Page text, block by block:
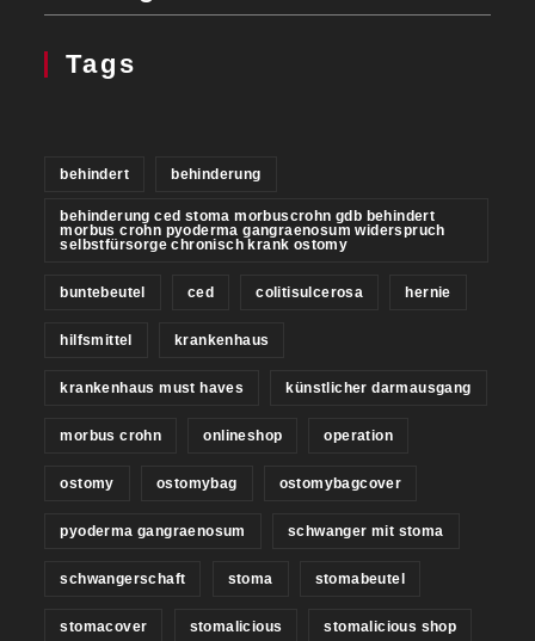
Tags
behindert behinderung
behinderung ced stoma morbuscrohn gdb behindert
morbus crohn pyoderma gangraenosum widerspruch
selbstfürsorge chronisch krank ostomy
buntebeutel ced colitisulcerosa hernie
hilfsmittel krankenhaus
krankenhaus must haves künstlicher darmausgang
morbus crohn onlineshop operation
ostomy ostomybag ostomybagcover
pyoderma gangraenosum schwanger mit stoma
schwangerschaft stoma stomabeutel
stomacover stomalicious stomalicious shop